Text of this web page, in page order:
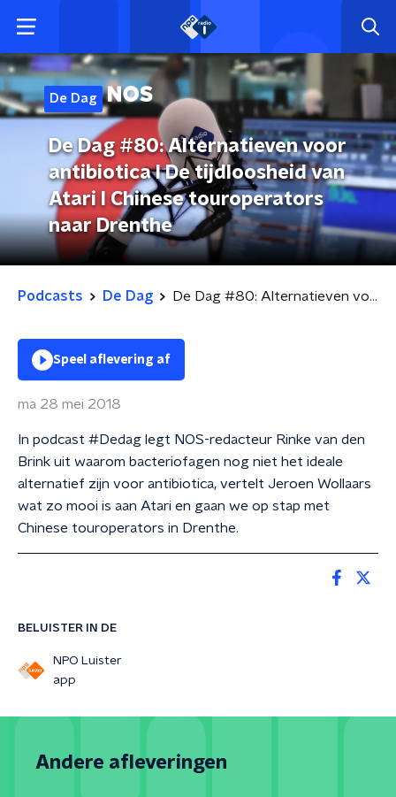
De Dag
De Dag #80: Alternatieven voor
antibiotica l De tijdloosheid van
Atari l Chinese touroperators
naar Drenthe
Podcasts De Dag De Dag #80: Alternatieven voor antibiotica l De tijdloosheid van Atari l Chinese touroperators naar Drenthe
BELUISTER IN DE
NPO Luister
app
Speel aflevering af
ma 28 mei 2018
In podcast #Dedag legt NOS-redacteur Rinke van den
Brink uit waarom bacteriofagen nog niet het ideale
alternatief zijn voor antibiotica, vertelt Jeroen Wollaars
wat zo mooi is aan Atari en gaan we op stap met
Chinese touroperators in Drenthe.
Andere afleveringen